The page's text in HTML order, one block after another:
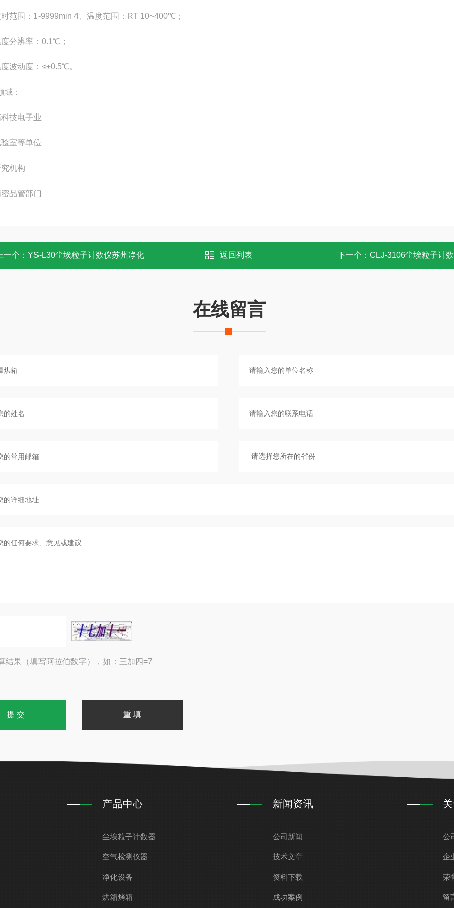
范围：1-9999min 4、温度范围：RT 10~400℃；
分辨率：0.1℃；
波动度：≤±0.5℃。
域：
技电子业
室等单位
机构
品管部门
一个： YS-L30尘埃粒子计数仪苏州净化 返回列表 下一个： CLJ-3106尘埃粒子计
在线留言
结果（填写阿拉伯数字），如：三加四=7
产品中心
尘埃粒子计数器
空气检测仪器
净化设备
烘箱烤箱
新闻资讯
公司新闻
技术文章
资料下载
成功案例
公
企
荣
留